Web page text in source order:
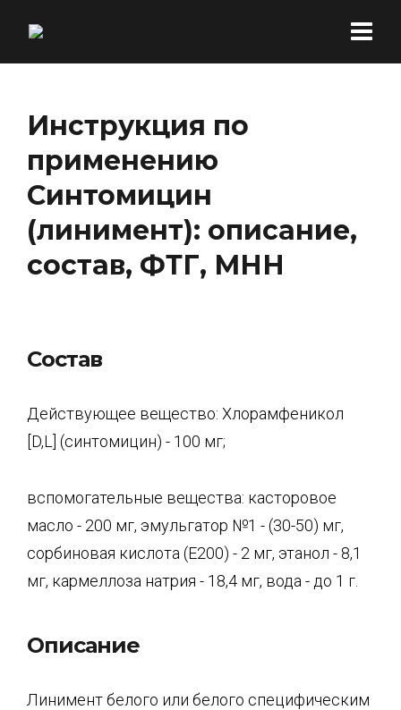
Инструкция по
применению
Синтомицин
(линимент): описание,
состав, ФТГ, МНН
Состав
Действующее вещество: Хлорамфеникол
[D,L] (синтомицин) - 100 мг;
вспомогательные вещества: касторовое
масло - 200 мг, эмульгатор №1 - (30-50) мг,
сорбиновая кислота (Е200) - 2 мг, этанол - 8,1
мг, кармеллоза натрия - 18,4 мг, вода - до 1 г.
Описание
Линимент белого или белого специфическим